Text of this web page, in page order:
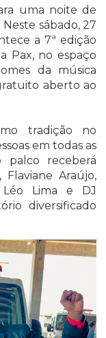
uma noite de
sábado, 27
a 7ª edição
Pax, no espaço
da música
aberto ao
tradição no
em todas as
palco receberá
Araújo,
Léo Lima e DJ
diversificado